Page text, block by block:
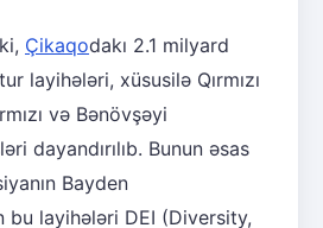
Çikaqodakı 2.1 milyard
layihələri, xüsusilə Qırmızı
və Bənövşəyi
dayandırılıb. Bunun əsas
Bayden
bu layihələri DEI (Diversity,